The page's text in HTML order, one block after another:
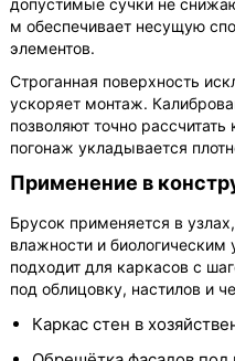
допустимые сучки не
м обеспечивает несущую
элементов.
Строганная поверхность
ускоряет монтаж.
позволяют точно
погонаж укладывается
Применение в
Брусок применяется в
влажности и
подходит для каркасов с
под облицовку, настилов и
Каркас стен в